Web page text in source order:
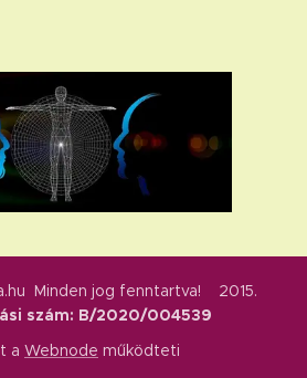
Minden jog fenntartva! 2015.
szám: B/2020/004539
a Webnode működteti